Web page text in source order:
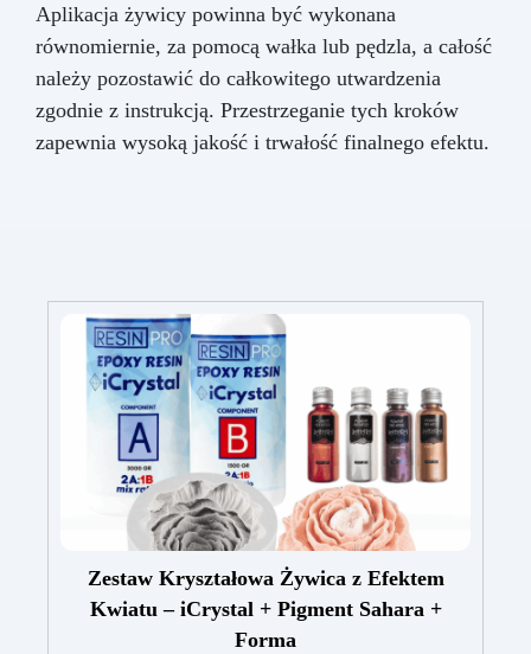
Aplikacja żywicy powinna być wykonana
równomiernie, za pomocą wałka lub pędzla, a całość
należy pozostawić do całkowitego utwardzenia
zgodnie z instrukcją. Przestrzeganie tych kroków
zapewnia wysoką jakość i trwałość finalnego efektu.
Zestaw Kryształowa Żywica z Efektem
Kwiatu – iCrystal + Pigment Sahara +
Forma